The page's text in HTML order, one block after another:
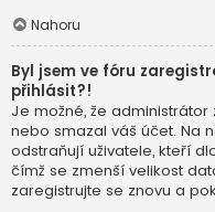
Nahoru
Byl jsem ve fóru
přihlásit?!
Je možné, že
nebo smazal váš účet. Na
odstraňují uživatele, kteří
čímž se zmenší velikost
zaregistrujte se znovu a